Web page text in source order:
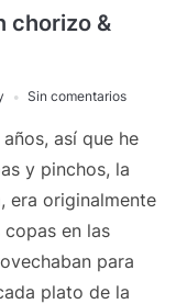
chorizo &
Sin comentarios
así que he
y pinchos, la
era originalmente
en las
para
plato de la